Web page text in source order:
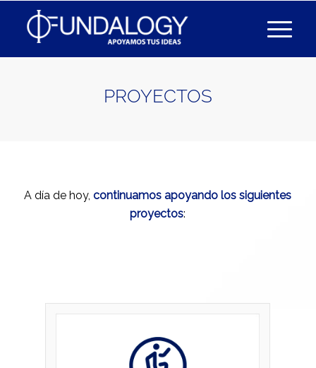
PROYECTOS
A día de hoy,continuamos apoyando los siguientes
proyectos: